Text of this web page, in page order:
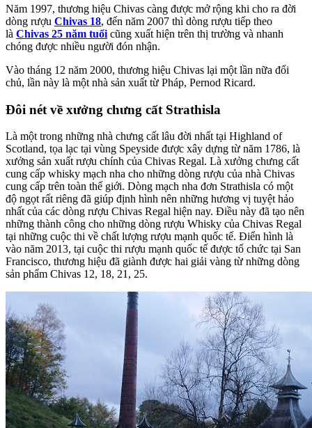
Năm 1997, thương hiệu Chivas càng được mở rộng khi cho ra đời
dòng rượu Chivas 18, đến năm 2007 thì dòng rượu tiếp theo
là Chivas 25 năm tuổi cũng xuất hiện trên thị trường và nhanh
chóng được nhiều người đón nhận.
Vào tháng 12 năm 2000, thương hiệu Chivas lại một lần nữa đổi
chủ, lần này là một nhà sản xuất từ Pháp, Pernod Ricard.
Đôi nét về xưởng chưng cất Strathisla
Là một trong những nhà chưng cất lâu đời nhất tại Highland of
Scotland, tọa lạc tại vùng Speyside được xây dựng từ năm 1786, là
xưởng sản xuất rượu chính của Chivas Regal. Là xưởng chưng cất
cung cấp whisky mạch nha cho những dòng rượu của nhà Chivas
cung cấp trên toàn thế giới. Dòng mạch nha đơn Strathisla có một
độ ngọt rất riêng đã giúp định hình nên những hương vị tuyệt hảo
nhất của các dòng rượu Chivas Regal hiện nay. Điều này đã tạo nên
những thành công cho những dòng rượu Whisky của Chivas Regal
tại những cuộc thi về chất lượng rượu mạnh quốc tế. Điển hình là
vào năm 2013, tại cuộc thi rượu mạnh quốc tế được tổ chức tại San
Francisco, thương hiệu đã giành được hai giải vàng từ những dòng
sản phẩm Chivas 12, 18, 21, 25.